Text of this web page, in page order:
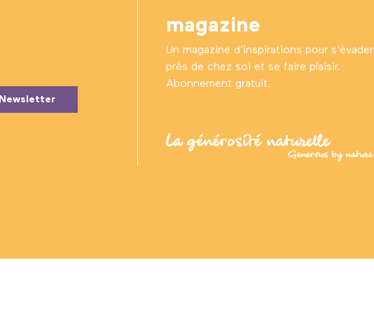
Newsletter
magazine
Un magazine d’inspirations pour s'évader
près de chez soi et se faire plaisir.
Abonnement gratuit.